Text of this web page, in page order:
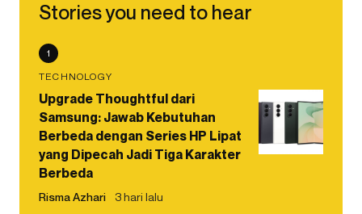
Stories you need to hear
1
TECHNOLOGY
Upgrade Thoughtful dari
Samsung: Jawab Kebutuhan
Berbeda dengan Series HP Lipat
yang Dipecah Jadi Tiga Karakter
Berbeda
Risma Azhari 3 hari lalu